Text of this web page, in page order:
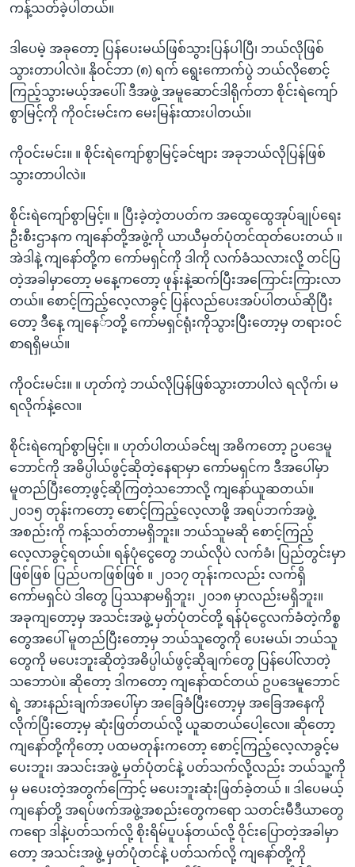
ကန့်သတ်ခဲ့ပါတယ်။
ဒါပေမဲ့ အခုတော့ ပြန်ပေးမယ်ဖြစ်သွားပြန်ပါပြီ၊ ဘယ်လိုဖြစ်
သွားတာပါလဲ။ နိုဝင်ဘာ (၈) ရက် ရွေးကောက်ပွဲ ဘယ်လိုစောင့်
ကြည့်သွားမယ့်အပေါ်၊ ဒီအဖွဲ့ အမူဆောင်ဒါရိုက်တာ စိုင်းရဲကျော်
စွာမြင့်ကို ကိုဝင်းမင်းက မေးမြန်းထားပါတယ်။
ကိုဝင်းမင်း။ ။ စိုင်းရဲကျော်စွာမြင့်ခင်ဗျား အခုဘယ်လိုပြန်ဖြစ်
သွားတာပါလဲ။
စိုင်းရဲကျော်စွာမြင့်။ ။ ပြီးခဲ့တဲ့တပတ်က အထွေထွေအုပ်ချုပ်ရေး
ဦးစီးဌာနက ကျနော်တို့အဖွဲ့ကို ယာယီမှတ်ပုံတင်ထုတ်ပေးတယ် ။
အဲဒါနဲ့ ကျနော်တို့က ကော်မရှင်ကို ဒါကို လက်ခံသလားလို့ တင်ပြ
တဲ့အခါမှာတော့ မနေ့ကတော့ ဖုန်းနဲ့ဆက်ပြီးအကြောင်းကြားလာ
တယ်။ စောင့်ကြည့်လေ့လာခွင့် ပြန်လည်ပေးအပ်ပါတယ်ဆိုပြီး
တော့ ဒီနေ့ ကျနေ်ာတို့ ကော်မရှင်ရုံးကိုသွားပြီးတော့မှ တရားဝင်
စာရရှိမယ်။
ကိုဝင်းမင်း။ ။ ဟုတ်ကဲ့ ဘယ်လိုပြန်ဖြစ်သွားတာပါလဲ ရလိုက်၊ မ
ရလိုက်နဲ့လေ။
စိုင်းရဲကျော်စွာမြင့်။ ။ ဟုတ်ပါတယ်ခင်ဗျ အဓိကတော့ ဥပဒေမူ
ဘောင်ကို အဓိပ္ပါယ်ဖွင့်ဆိုတဲ့နေရာမှာ ကော်မရှင်က ဒီအပေါ်မှာ
မူတည်ပြီးတော့ဖွင့်ဆိုကြတဲ့သဘောလို့ ကျနော်ယူဆတယ်။
၂၀၁၅ တုန်းကတော့ စောင့်ကြည့်လေ့လာဖို့ အရပ်ဘက်အဖွဲ့
အစည်းကို ကန့်သတ်တာမရှိဘူး။ ဘယ်သူမဆို စောင့်ကြည့်
လေ့လာခွင့်ရတယ်။ ရန်ပုံငွေတွေ ဘယ်လိုပဲ လက်ခံ၊ ပြည်တွင်းမှာ
ဖြစ်ဖြစ် ပြည်ပကဖြစ်ဖြစ် ။ ၂၀၁၇ တုန်းကလည်း လက်ရှိ
ကော်မရှင်ပဲ ဒါတွေ ပြဿနာမရှိဘူး၊ ၂၀၁၈ မှာလည်းမရှိဘူး။
အခုကျတော့မှ အသင်းအဖွဲ့ မှတ်ပုံတင်တို့ ရန်ပုံငွေလက်ခံတဲ့ကိစ္စ
တွေအပေါ် မူတည်ပြီးတော့မှ ဘယ်သူတွေကို ပေးမယ်၊ ဘယ်သူ
တွေကို မပေးဘူးဆိုတဲ့အဓိပ္ပါယ်ဖွင့်ဆိုချက်တွေ ပြန်ပေါ်လာတဲ့
သဘောပဲ။ ဆိုတော့ ဒါကတော့ ကျနော်ထင်တယ် ဥပဒေမူဘောင်
ရဲ့ အားနည်းချက်အပေါ်မှာ အခြေခံပြီးတော့မှ အခြေအနေကို
လိုက်ပြီးတော့မှ ဆုံးဖြတ်တယ်လို့ ယူဆတယ်ပေါ့လေ။ ဆိုတော့
ကျနော်တို့ကိုတော့ ပထမတုန်းကတော့ စောင့်ကြည့်လေ့လာခွင့်မ
ပေးဘူး၊ အသင်းအဖွဲ့ မှတ်ပုံတင်နဲ့ ပတ်သက်လို့လည်း ဘယ်သူ့ကို
မှ မပေးတဲ့အတွက်ကြောင့် မပေးဘူးဆုံးဖြတ်ခဲ့တယ် ။ ဒါပေမယ့်
ကျနော်တို့ အရပ်ဖက်အဖွဲ့အစည်းတွေကရော သတင်းမီဒီယာတွေ
ကရော ဒါနဲ့ပတ်သက်လို့ စိုးရိမ်ပူပန်တယ်လို့ ဝိုင်းပြောတဲ့အခါမှာ
တော့ အသင်းအဖွဲ့ မှတ်ပုံတင်နဲ့ ပတ်သက်လို့ ကျနော်တို့ကို